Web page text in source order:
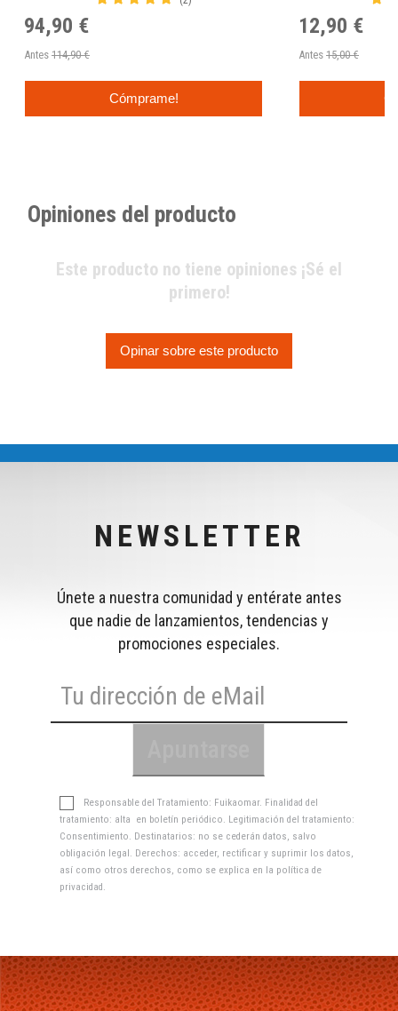
94,90 €
Antes 114,90 €
Cómprame!
12,90 €
Antes 15,00 €
Opiniones del producto
Este producto no tiene opiniones ¡Sé el
primero!
Opinar sobre este producto
NEWSLETTER
Únete a nuestra comunidad y entérate antes
que nadie de lanzamientos, tendencias y
promociones especiales.
Responsable del Tratamiento: Fuikaomar. Finalidad del
tratamiento: alta en boletín periódico. Legitimación del tratamiento:
Consentimiento. Destinatarios: no se cederán datos, salvo
obligación legal. Derechos: acceder, rectificar y suprimir los datos,
así como otros derechos, como se explica en la política de
privacidad .